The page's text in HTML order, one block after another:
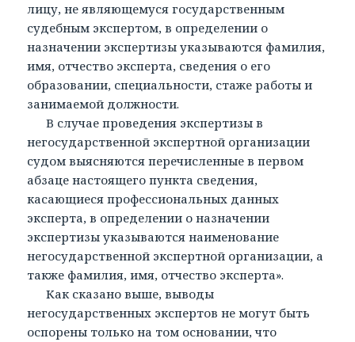
лицу, не являющемуся государственным
судебным экспертом, в определении о
назначении экспертизы указываются фамилия,
имя, отчество эксперта, сведения о его
образовании, специальности, стаже работы и
занимаемой должности.
В случае проведения экспертизы в
негосударственной экспертной организации
судом выясняются перечисленные в первом
абзаце настоящего пункта сведения,
касающиеся профессиональных данных
эксперта, в определении о назначении
экспертизы указываются наименование
негосударственной экспертной организации, а
также фамилия, имя, отчество эксперта».
Как сказано выше, выводы
негосударственных экспертов не могут быть
оспорены только на том основании, что